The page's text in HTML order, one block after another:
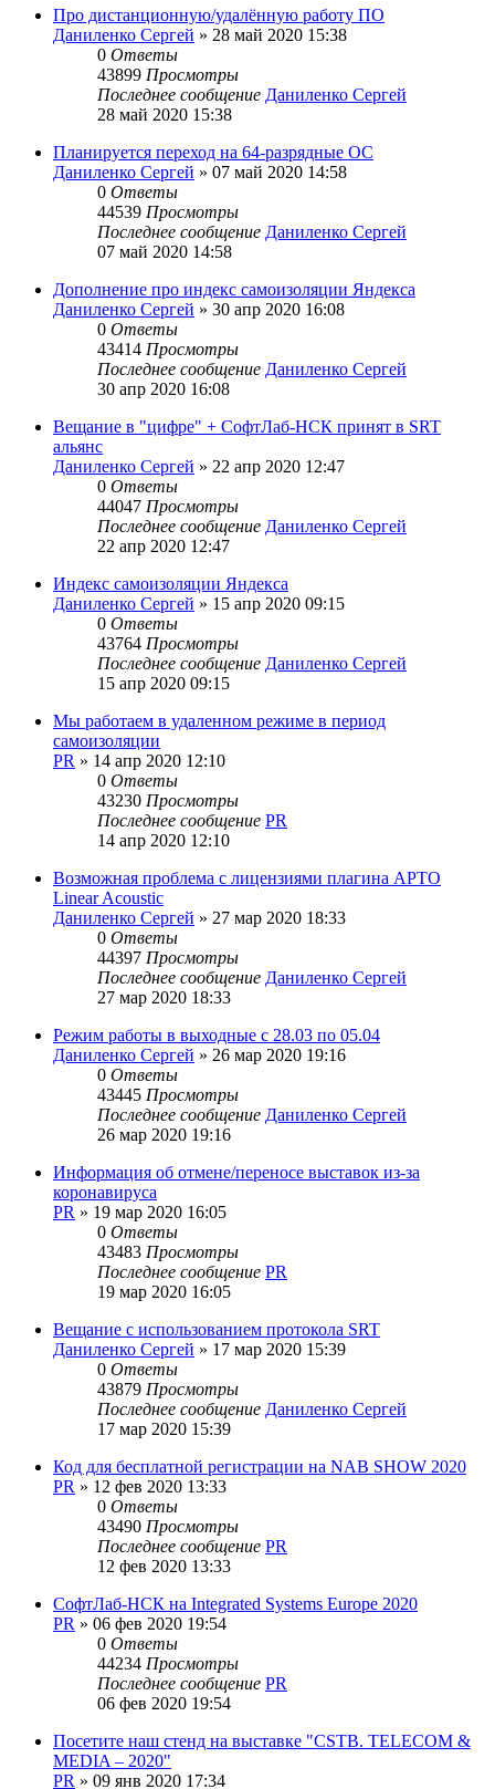
Про дистанционную/удалённую работу ПО
Даниленко Сергей » 28 май 2020 15:38
0 Ответы
43899 Просмотры
Последнее сообщение Даниленко Сергей
28 май 2020 15:38
Планируется переход на 64-разрядные ОС
Даниленко Сергей » 07 май 2020 14:58
0 Ответы
44539 Просмотры
Последнее сообщение Даниленко Сергей
07 май 2020 14:58
Дополнение про индекс самоизоляции Яндекса
Даниленко Сергей » 30 апр 2020 16:08
0 Ответы
43414 Просмотры
Последнее сообщение Даниленко Сергей
30 апр 2020 16:08
Вещание в "цифре" + СофтЛаб-НСК принят в SRT
альянс
Даниленко Сергей » 22 апр 2020 12:47
0 Ответы
44047 Просмотры
Последнее сообщение Даниленко Сергей
22 апр 2020 12:47
Индекс самоизоляции Яндекса
Даниленко Сергей » 15 апр 2020 09:15
0 Ответы
43764 Просмотры
Последнее сообщение Даниленко Сергей
15 апр 2020 09:15
Мы работаем в удаленном режиме в период
самоизоляции
PR » 14 апр 2020 12:10
0 Ответы
43230 Просмотры
Последнее сообщение PR
14 апр 2020 12:10
Возможная проблема с лицензиями плагина APTO
Linear Acoustic
Даниленко Сергей » 27 мар 2020 18:33
0 Ответы
44397 Просмотры
Последнее сообщение Даниленко Сергей
27 мар 2020 18:33
Режим работы в выходные с 28.03 по 05.04
Даниленко Сергей » 26 мар 2020 19:16
0 Ответы
43445 Просмотры
Последнее сообщение Даниленко Сергей
26 мар 2020 19:16
Информация об отмене/переносе выставок из-за
коронавируса
PR » 19 мар 2020 16:05
0 Ответы
43483 Просмотры
Последнее сообщение PR
19 мар 2020 16:05
Вещание с использованием протокола SRT
Даниленко Сергей » 17 мар 2020 15:39
0 Ответы
43879 Просмотры
Последнее сообщение Даниленко Сергей
17 мар 2020 15:39
Код для бесплатной регистрации на NAB SHOW 2020
PR » 12 фев 2020 13:33
0 Ответы
43490 Просмотры
Последнее сообщение PR
12 фев 2020 13:33
СофтЛаб-НСК на Integrated Systems Europe 2020
PR » 06 фев 2020 19:54
0 Ответы
44234 Просмотры
Последнее сообщение PR
06 фев 2020 19:54
Посетите наш стенд на выставке "CSTB. TELECOM &
MEDIA – 2020"
PR » 09 янв 2020 17:34